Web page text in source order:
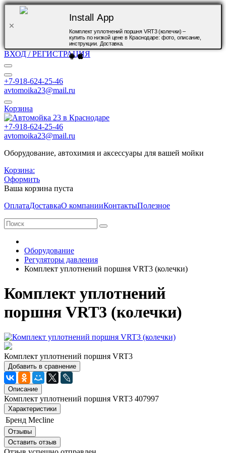
Install App
Комплект уплотнений поршня VRT3 (колечки) –
купить по низкой цене в Краснодаре: фото, описание,
инструкции. Доставка.
ВХОД / РЕГИСТРАЦИЯ
+7-918-624-25-46
avtomoika23@mail.ru
Корзина
+7-918-624-25-46
avtomoika23@mail.ru
Оборудование, автохимия и аксессуары для вашей мойки
Корзина:
Оформить
Ваша корзина пуста
ОплатаДоставкаО компанииКонтактыПолезное
Оборудование
Регуляторы давления
Комплект уплотнений поршня VRT3 (колечки)
Комплект уплотнений
поршня VRT3 (колечки)
Комплект уплотнений поршня VRT3
Добавить в сравнение
Описание
Комплект уплотнений поршня VRT3 407997
Характеристики
Бренд Mecline
Отзывы
Оставить отзыв